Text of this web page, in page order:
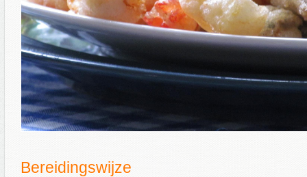
Bereidingswijze